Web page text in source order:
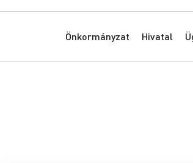
Önkormányzat Hivatal